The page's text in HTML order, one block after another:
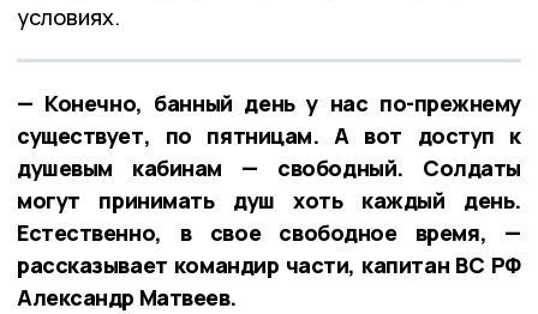
условиях.
— Конечно, банный день у нас по-прежнему
существует, по пятницам. А вот доступ к
душевым кабинам — свободный. Солдаты
могут принимать душ хоть каждый день.
Естественно, в свое свободное время, —
рассказывает командир части, капитан ВС РФ
Александр Матвеев.